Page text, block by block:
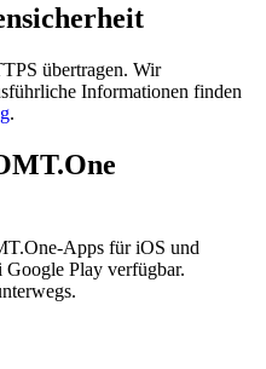
übertragen. Wir
Informationen finden
.
Apps für iOS und
Play verfügbar.